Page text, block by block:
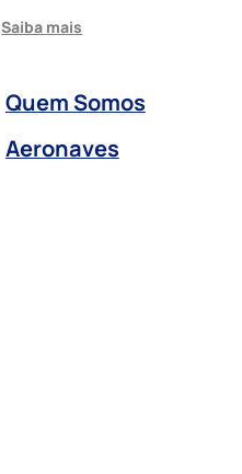
Saiba mais
Quem Somos
Aeronaves